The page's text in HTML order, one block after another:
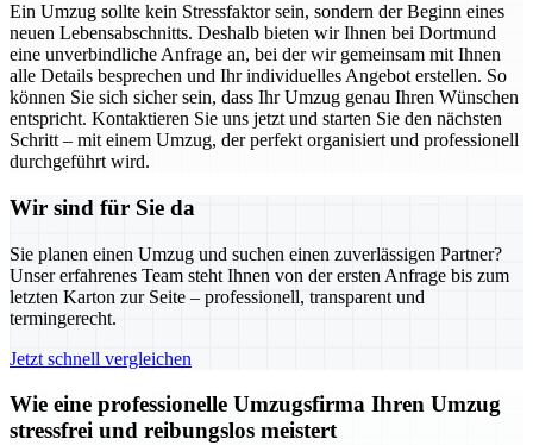
Ein Umzug sollte kein Stressfaktor sein, sondern der Beginn eines
neuen Lebensabschnitts. Deshalb bieten wir Ihnen bei Dortmund
eine unverbindliche Anfrage an, bei der wir gemeinsam mit Ihnen
alle Details besprechen und Ihr individuelles Angebot erstellen. So
können Sie sich sicher sein, dass Ihr Umzug genau Ihren Wünschen
entspricht. Kontaktieren Sie uns jetzt und starten Sie den nächsten
Schritt – mit einem Umzug, der perfekt organisiert und professionell
durchgeführt wird.
Wir sind für Sie da
Sie planen einen Umzug und suchen einen zuverlässigen Partner?
Unser erfahrenes Team steht Ihnen von der ersten Anfrage bis zum
letzten Karton zur Seite – professionell, transparent und
termingerecht.
Jetzt schnell vergleichen
Wie eine professionelle Umzugsfirma Ihren Umzug
stressfrei und reibungslos meistert